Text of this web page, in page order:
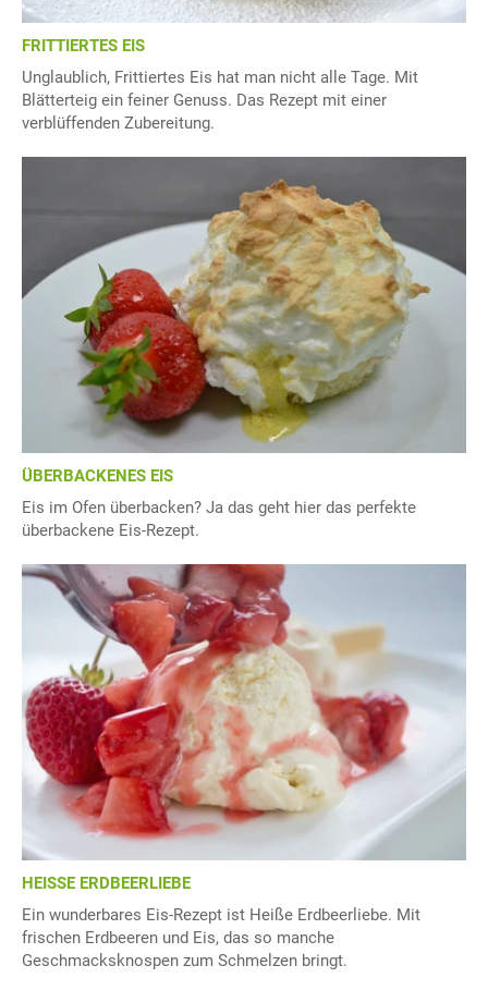
FRITTIERTES EIS
Unglaublich, Frittiertes Eis hat man nicht alle Tage. Mit
Blätterteig ein feiner Genuss. Das Rezept mit einer
verblüffenden Zubereitung.
ÜBERBACKENES EIS
Eis im Ofen überbacken? Ja das geht hier das perfekte
überbackene Eis-Rezept.
HEISSE ERDBEERLIEBE
Ein wunderbares Eis-Rezept ist Heiße Erdbeerliebe. Mit
frischen Erdbeeren und Eis, das so manche
Geschmacksknospen zum Schmelzen bringt.